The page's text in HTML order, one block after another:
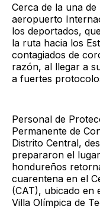
Cerca de la una
aeropuerto
los deportados,
la ruta hacia los
contagiados de
razón, al llegar a
a fuertes
Personal de
Permanente de
Distrito Central,
prepararon el
hondureños
cuarentena en el
(CAT), ubicado en
Villa Olímpica de